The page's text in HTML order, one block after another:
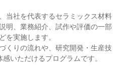
当社を代表するセラミックス材料
明、業務紹介、試作や評価の一部
を実施します。
くりの流れや、研究開発・生産技
いただけるプログラムです。